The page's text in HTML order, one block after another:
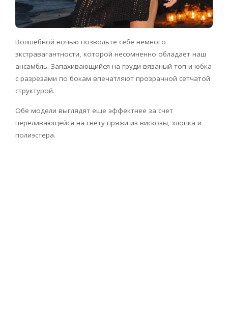
Волшебной ночью позвольте себе немного
экстравагантности, которой несомненно обладает наш
ансамбль. Запахивающийся на груди вязаный топ и юбка
с разрезами по бокам впечатляют прозрачной сетчатой
структурой.
Обе модели выглядят еще эффектнее за счет
переливающейся на свету пряжи из вискозы, хлопка и
полиэстера.